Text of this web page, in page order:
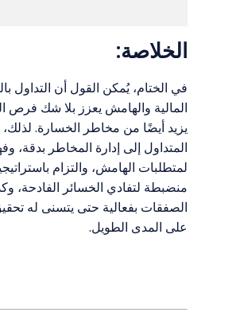
الخلاصة:
في الختام، يُمكن القول أن التداول
المالية والهامش يعزز بلا شك فرص
يزيد أيضًا من مخاطر الخسارة. لذلك،
المتداول إلى إدارة المخاطر بدقة،
لمتطلبات الهامش، والتزام
منضبطة لتفادي الخسائر الفادحة،
الصفقات بفعالية حتى يتسنى له
على المدى الطويل.